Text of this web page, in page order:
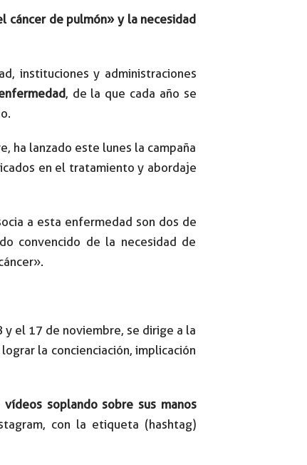
cáncer de pulmón» y la necesidad
instituciones y administraciones
, de la que cada año se
ha lanzado este lunes la campaña
en el tratamiento y abordaje
a esta enfermedad son dos de
convencido de la necesidad de
el 17 de noviembre, se dirige a la
la concienciación, implicación
soplando sobre sus manos
con la etiqueta (hashtag)